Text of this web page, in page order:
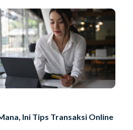
Ini Tips Transaksi Online